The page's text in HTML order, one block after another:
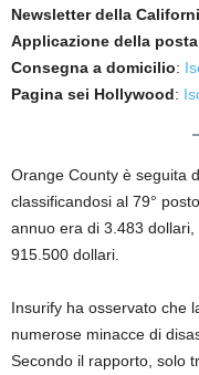
Newsletter della
Applicazione della
Consegna a domicilio:
Pagina sei Hollywood:
Orange County è seguita
classificandosi al 79°
annuo era di 3.483
915.500 dollari.
Insurify ha osservato che
numerose minacce di
Secondo il rapporto, solo